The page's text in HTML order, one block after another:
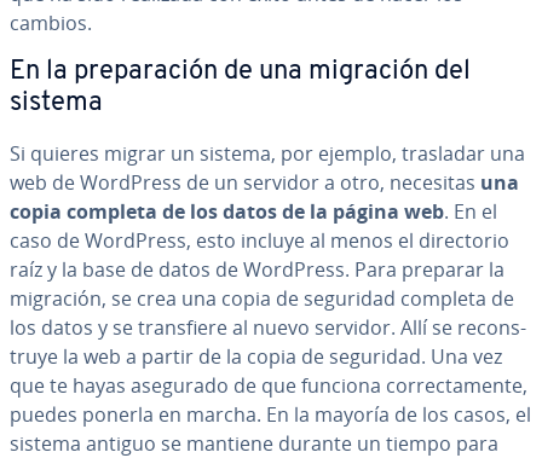
cambios.
En la pre­pa­ra­ción de una migración del
sistema
Si quieres migrar un sistema, por ejemplo, trasladar una
web de WordPress de un servidor a otro, necesitas una
copia completa de los datos de la página web. En el
caso de WordPress, esto incluye al menos el di­re­c­to­rio
raíz y la base de datos de WordPress. Para preparar la
migración, se crea una copia de seguridad completa de
los datos y se tra­n­s­fie­re al nuevo servidor. Allí se re­co­n­s­
tru­ye la web a partir de la copia de seguridad. Una vez
que te hayas asegurado de que funciona co­rre­c­ta­me­n­te,
puedes ponerla en marcha. En la mayoría de los casos, el
sistema antiguo se mantiene durante un tiempo para